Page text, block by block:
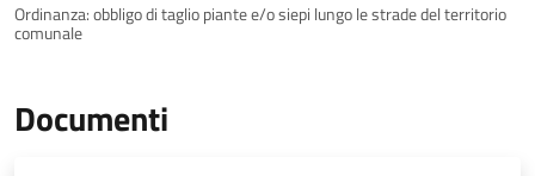
Ordinanza: obbligo di taglio piante e/o siepi lungo le strade del territorio
comunale
Documenti